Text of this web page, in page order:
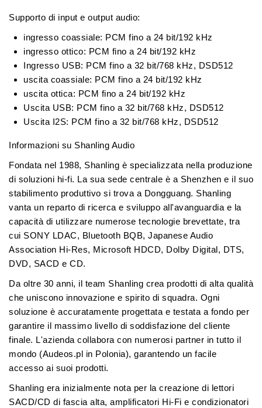
Supporto di input e output audio:
ingresso coassiale: PCM fino a 24 bit/192 kHz
ingresso ottico: PCM fino a 24 bit/192 kHz
Ingresso USB: PCM fino a 32 bit/768 kHz, DSD512
uscita coassiale: PCM fino a 24 bit/192 kHz
uscita ottica: PCM fino a 24 bit/192 kHz
Uscita USB: PCM fino a 32 bit/768 kHz, DSD512
Uscita I2S: PCM fino a 32 bit/768 kHz, DSD512
Informazioni su Shanling Audio
Fondata nel 1988, Shanling è specializzata nella produzione
di soluzioni hi-fi. La sua sede centrale è a Shenzhen e il suo
stabilimento produttivo si trova a Dongguang. Shanling
vanta un reparto di ricerca e sviluppo all'avanguardia e la
capacità di utilizzare numerose tecnologie brevettate, tra
cui SONY LDAC, Bluetooth BQB, Japanese Audio
Association Hi-Res, Microsoft HDCD, Dolby Digital, DTS,
DVD, SACD e CD.
Da oltre 30 anni, il team Shanling crea prodotti di alta qualità
che uniscono innovazione e spirito di squadra. Ogni
soluzione è accuratamente progettata e testata a fondo per
garantire il massimo livello di soddisfazione del cliente
finale. L'azienda collabora con numerosi partner in tutto il
mondo (Audeos.pl in Polonia), garantendo un facile
accesso ai suoi prodotti.
Shanling era inizialmente nota per la creazione di lettori
SACD/CD di fascia alta, amplificatori Hi-Fi e condizionatori